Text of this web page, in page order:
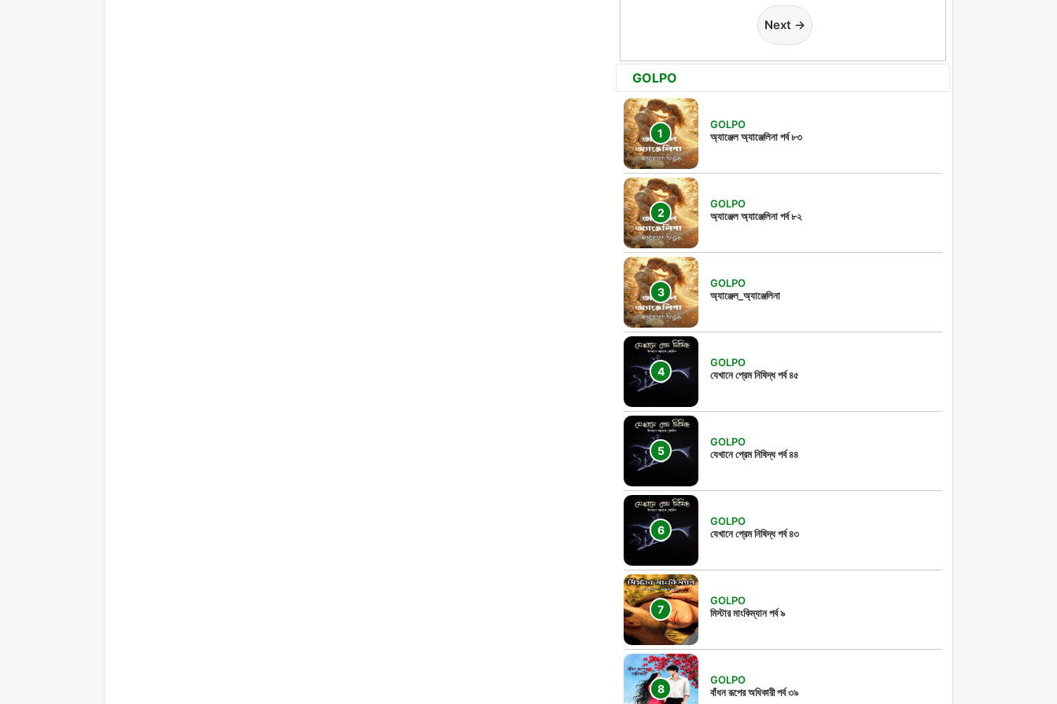
Next →
GOLPO
GOLPO
অ্যাঞ্জেল অ্যাঞ্জেলিনা পর্ব ৮৩
GOLPO
অ্যাঞ্জেল অ্যাঞ্জেলিনা পর্ব ৮২
GOLPO
অ্যাঞ্জেল_অ্যাঞ্জেলিনা
GOLPO
যেখানে প্রেম নিষিদ্ধ পর্ব ৪৫
GOLPO
যেখানে প্রেম নিষিদ্ধ পর্ব ৪৪
GOLPO
যেখানে প্রেম নিষিদ্ধ পর্ব ৪৩
GOLPO
মিস্টার মাংকিম্যান পর্ব ৯
GOLPO
বাঁধন রূপের অধিকারী পর্ব ৩৯